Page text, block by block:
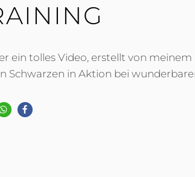
ein tolles Video, erstellt von meinem
Schwarzen in Aktion bei